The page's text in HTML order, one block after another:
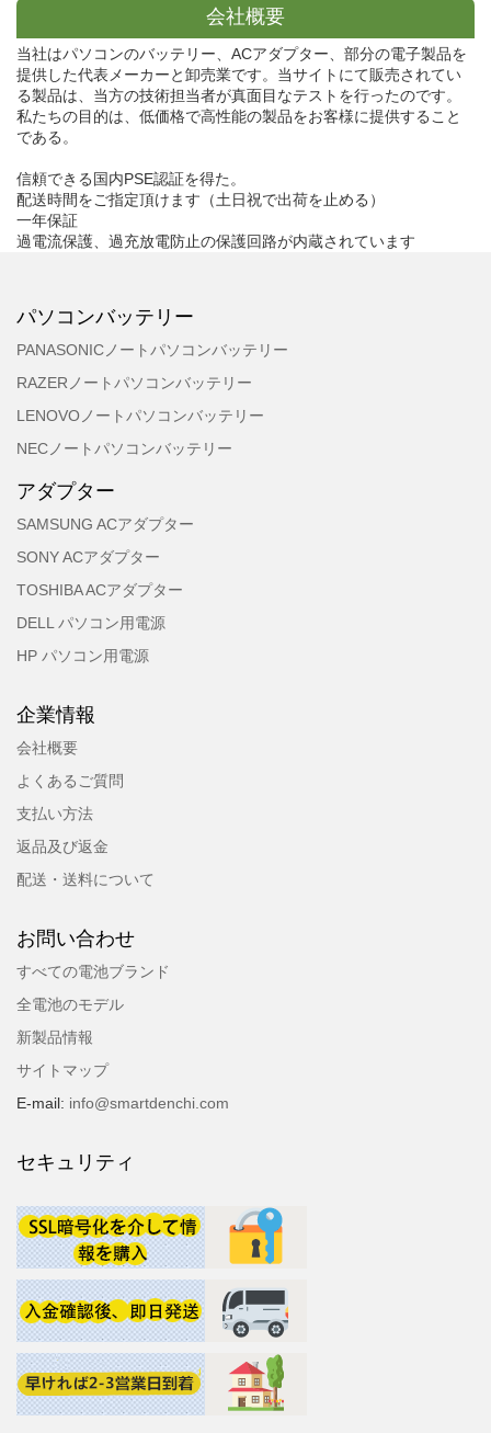
会社概要
当社はパソコンのバッテリー、ACアダプター、部分の電子製品を
提供した代表メーカーと卸売業です。当サイトにて販売されてい
る製品は、当方の技術担当者が真面目なテストを行ったのです。
私たちの目的は、低価格で高性能の製品をお客様に提供すること
である。
信頼できる国内PSE認証を得た。
配送時間をご指定頂けます（土日祝で出荷を止める）
一年保証
過電流保護、過充放電防止の保護回路が内蔵されています
パソコンバッテリー
PANASONICノートパソコンバッテリー
RAZERノートパソコンバッテリー
LENOVOノートパソコンバッテリー
NECノートパソコンバッテリー
アダプター
SAMSUNG ACアダプター
SONY ACアダプター
TOSHIBA ACアダプター
DELL パソコン用電源
HP パソコン用電源
企業情報
会社概要
よくあるご質問
支払い方法
返品及び返金
配送・送料について
お問い合わせ
すべての電池ブランド
全電池のモデル
新製品情報
サイトマップ
E-mail: info@smartdenchi.com
セキュリティ